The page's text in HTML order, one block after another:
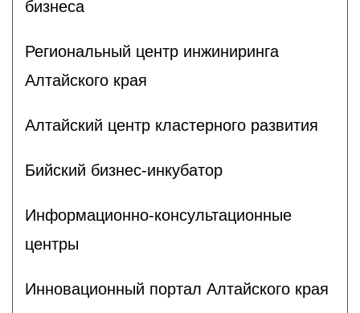
бизнеса
Региональный центр инжиниринга
Алтайского края
Алтайский центр кластерного развития
Бийский бизнес-инкубатор
Информационно-консультационные
центры
Инновационный портал Алтайского края